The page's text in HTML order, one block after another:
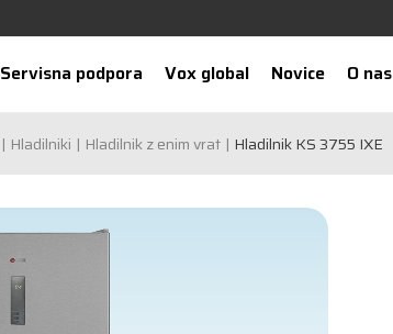
Servisna podpora Vox global Novice O nas
Hladilniki Hladilnik z enim vrat Hladilnik KS 3755 IXE